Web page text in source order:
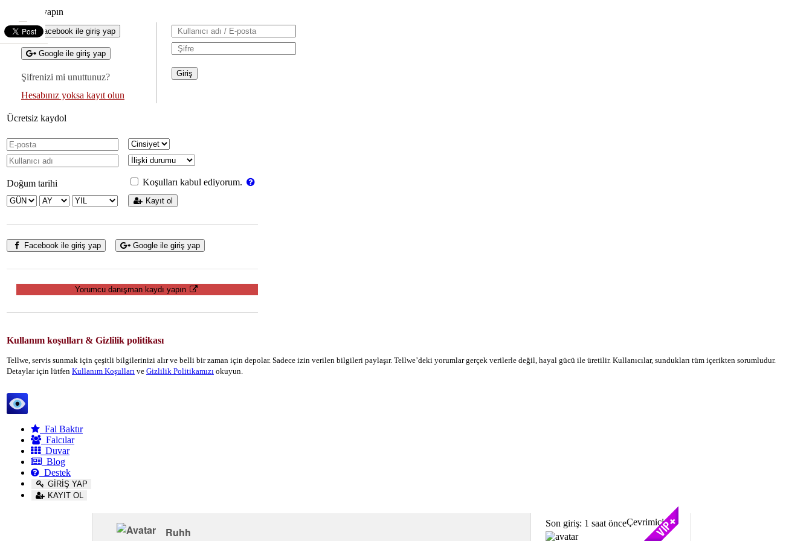
Giriş yapın
Facebook ile giriş yap
Google ile giriş yap
Şifrenizi mi unuttunuz?
Hesabınız yoksa kayıt olun
Ücretsiz kaydol
Doğum tarihi Koşulları kabul ediyorum.
Kayıt ol
Facebook ile giriş yap Google ile giriş yap
Yorumcu danışman kaydı yapın
Kullanım koşulları & Gizlilik politikası
Tellwe, servis sunmak için çeşitli bilgilerinizi alır ve belli bir zaman için depolar. Sadece izin verilen bilgileri paylaşır. Tellwe’deki yorumlar gerçek verilerle değil, hayal gücü ile üretilir. Kullanıcılar, sundukları tüm içerikten sorumludur.
Detaylar için lütfen Kullanım Koşulları ve Gizlilik Politikamızı okuyun.
Fal Baktır
Falcılar
Duvar
Blog
Destek
GİRİŞ YAP
KAYIT OL
Son giriş: 1 saat önceÇevrimiçi
Ruhh